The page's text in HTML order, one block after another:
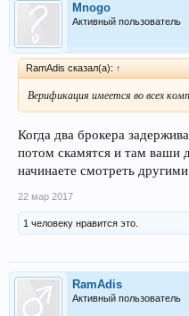
Mnogo
Активный пользователь
RamAdis сказал(а): ↑
Верификация имеется во всех
Когда два брокера
потом скамятся и там ваши
начинаете смотреть
22 мар 2017
1 человеку нравится это.
RamAdis
Активный пользователь